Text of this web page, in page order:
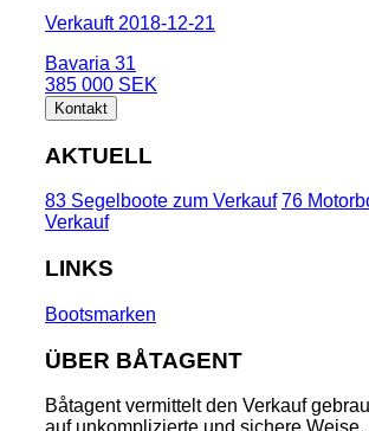
Verkauft 2018-12-21
Bavaria 31
385 000 SEK
Kontakt
AKTUELL
83 Segelboote zum Verkauf 76
Verkauf
LINKS
Bootsmarken
ÜBER BÅTAGENT
Båtagent vermittelt den Verkauf